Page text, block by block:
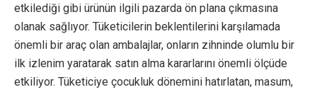
etkilediği gibi ürünün ilgili pazarda ön plana çıkmasına
olanak sağlıyor. Tüketicilerin beklentilerini karşılamada
önemli bir araç olan ambalajlar, onların zihninde olumlu bir
ilk izlenim yaratarak satın alma kararlarını önemli ölçüde
etkiliyor. Tüketiciye çocukluk dönemini hatırlatan, masum,